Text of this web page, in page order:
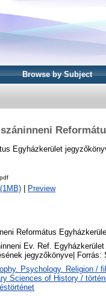
Browse by Subject
Egyházkerület
Preview
Református
Ev. Ref.
jegyzőkönyve|
Psychology. Religion /
Sciences of History /